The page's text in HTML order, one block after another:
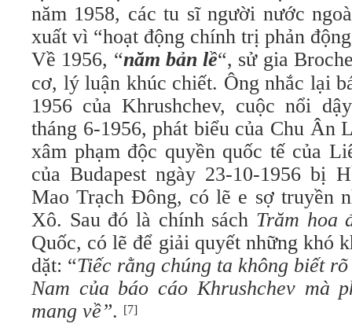
năm 1958, các tu sĩ người nước
xuất vì “hoạt động chính trị phản
Về 1956, “năm bản lề“, sử gia
cơ, lý luận khúc chiết. Ông nhắc lại
1956 của Khrushchev, cuộc nổi
tháng 6-1956, phát biểu của Chu Ân
xâm phạm độc quyền quốc tế của
của Budapest ngày 23-10-1956 bị
Mao Trạch Đông, có lẽ e sợ truyền
Xô. Sau đó là chính sách Trăm hoa
Quốc, có lẽ để giải quyết những khó
dặt: “Tiếc rằng chúng ta không biết
Nam của báo cáo Khrushchev mà
mang về”. [7]